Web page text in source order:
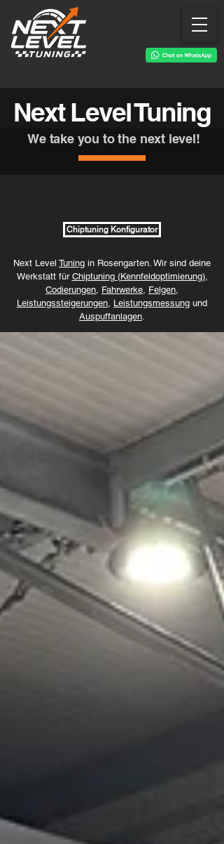
Next Level Tuning
We take you to the next level!
Chiptuning Konfigurator
Next Level Tuning in Rosengarten. Wir sind deine
Werkstatt für Chiptuning (Kennfeldoptimierung),
Codierungen, Fahrwerke, Felgen,
Leistungssteigerungen, Leistungsmessung und
Auspuffanlagen.